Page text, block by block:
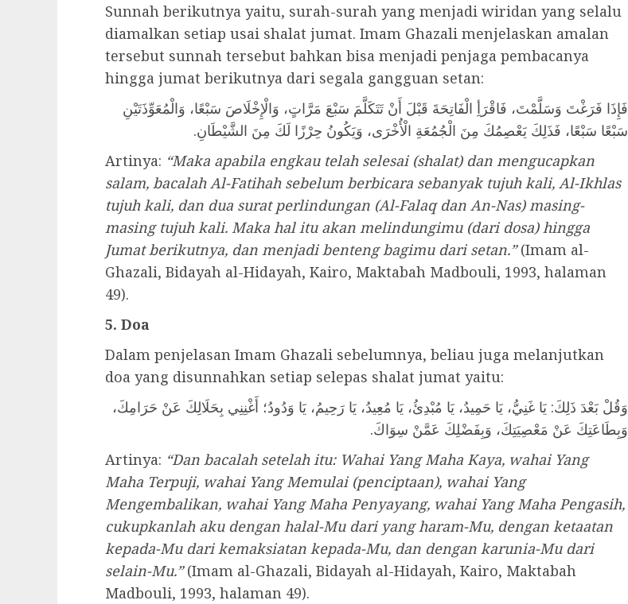
Sunnah berikutnya yaitu, surah-surah yang menjadi wiridan yang selalu
diamalkan setiap usai shalat jumat. Imam Ghazali menjelaskan amalan
tersebut sunnah tersebut bahkan bisa menjadi penjaga pembacanya
hingga jumat berikutnya dari segala gangguan setan:
فَإِذَا فَرَغْتَ وَسَلَّمْتَ، فَاقْرَأِ الْفَاتِحَةَ قَبْلَ أَنْ تَتَكَلَّمَ سَبْعَ مَرَّاتٍ، وَالْإِخْلَاصَ سَبْعًا، وَالْمُعَوِّذَتَيْنِ
سَبْعًا سَبْعًا، فَذَلِكَ يَعْصِمُكَ مِنَ الْجُمُعَةِ الْأُخْرَى، وَيَكُونُ حِرْزًا لَكَ مِنَ الشَّيْطَانِ.
Artinya: “Maka apabila engkau telah selesai (shalat) dan mengucapkan
salam, bacalah Al-Fatihah sebelum berbicara sebanyak tujuh kali, Al-Ikhlas
tujuh kali, dan dua surat perlindungan (Al-Falaq dan An-Nas) masing-
masing tujuh kali. Maka hal itu akan melindungimu (dari dosa) hingga
Jumat berikutnya, dan menjadi benteng bagimu dari setan.”(Imam al-
Ghazali, Bidayah al-Hidayah, Kairo, Maktabah Madbouli, 1993, halaman
49).
5. Doa
Dalam penjelasan Imam Ghazali sebelumnya, beliau juga melanjutkan
doa yang disunnahkan setiap selepas shalat jumat yaitu:
وَقُلْ بَعْدَ ذَلِكَ: يَا غَنِيُّ، يَا حَمِيدُ، يَا مُبْدِئُ، يَا مُعِيدُ، يَا رَحِيمُ، يَا وَدُودُ؛ أَغْنِنِي بِحَلَالِكَ عَنْ حَرَامِكَ،
وَبِطَاعَتِكَ عَنْ مَعْصِيَتِكَ، وَبِفَضْلِكَ عَمَّنْ سِوَاكَ.
Artinya: “Dan bacalah setelah itu: Wahai Yang Maha Kaya, wahai Yang
Maha Terpuji, wahai Yang Memulai (penciptaan), wahai Yang
Mengembalikan, wahai Yang Maha Penyayang, wahai Yang Maha Pengasih,
cukupkanlah aku dengan halal-Mu dari yang haram-Mu, dengan ketaatan
kepada-Mu dari kemaksiatan kepada-Mu, dan dengan karunia-Mu dari
selain-Mu.”(Imam al-Ghazali, Bidayah al-Hidayah, Kairo, Maktabah
Madbouli, 1993, halaman 49).